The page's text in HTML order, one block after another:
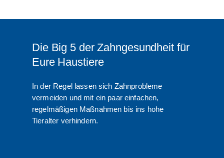
Die Big 5 der Zahngesundheit für
Eure Haustiere
In der Regel lassen sich Zahnprobleme
vermeiden und mit ein paar einfachen,
regelmäßigen Maßnahmen bis ins hohe
Tieralter verhindern.